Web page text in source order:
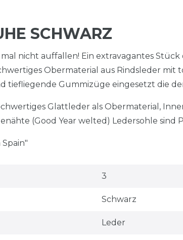
SCHWARZ
nicht auffallen! Ein extravagantes Stück
Obermaterial aus Rindsleder mit
tiefliegende Gummizüge eingesetzt die
Glattleder als Obermaterial,
(Good Year welted) Ledersohle sind
3
Schwarz
Leder